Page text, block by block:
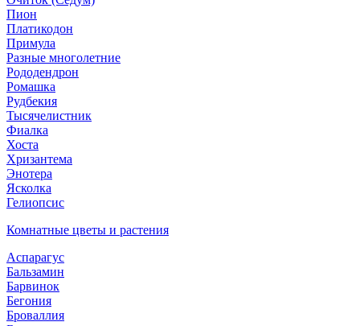
Пион
Платикодон
Примула
Разные многолетние
Рододендрон
Ромашка
Рудбекия
Тысячелистник
Фиалка
Хоста
Хризантема
Энотера
Ясколка
Гелиопсис
Комнатные цветы и растения
Аспарагус
Бальзамин
Барвинок
Бегония
Броваллия